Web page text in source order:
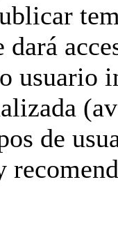
dará
usuario
de